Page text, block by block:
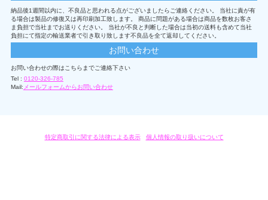
納品後1週間以内に、不良品と思われる点がございましたらご連絡ください。 当社に責が有
る場合は製品の修復又は再印刷加工致します。 商品に問題がある場合は商品を数枚お客さ
ま負担で当社までお送りください。 当社が不良と判断した場合は当初の送料も含めて当社
負担にて指定の輸送業者で引き取り致します不良品を全て返却してください。
お問い合わせ
お問い合わせの際はこちらまでご連絡下さい
Tel : 0120-326-785
Mail: メールフォームからお問い合わせ
特定商取引に関する法律による表示/ 個人情報の取り扱いについて